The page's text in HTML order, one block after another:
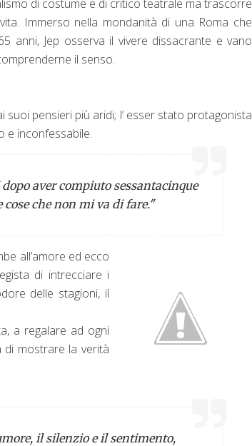
di costume e di critico teatrale ma trascorre
Immerso nella mondanità di una Roma che
anni, Jep osserva il vivere dissacrante e vano
il senso.
suoi pensieri più aridi; l’ esser stato protagonista
e inconfessabile.
aver compiuto sessantacinque
che non mi va di fare."
all’amore ed ecco
di intrecciare i
delle stagioni, il
a regalare ad ogni
di mostrare la verità
il silenzio e il sentimento,